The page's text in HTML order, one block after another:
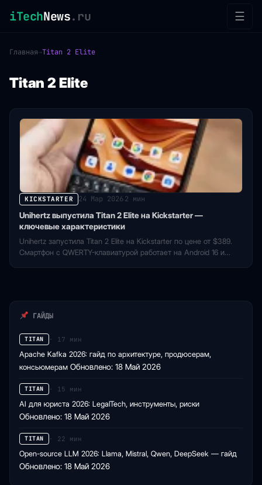
iTechNews.ru ☰
Главная→Titan 2 Elite
Titan 2 Elite
KICKSTARTER 24 Мар 2026 2 мин
Unihertz выпустила Titan 2 Elite на Kickstarter —
ключевые характеристики
Unihertz запустила Titan 2 Elite на Kickstarter по цене от $389.
Смартфон с QWERTY-клавиатурой работает на Android 16 и
ГАЙДЫ
TITAN · 17 мин
Apache Kafka 2026: гайд по архитектуре, продюсерам,
консьюмерам Обновлено: 18 Май 2026
TITAN · 15 мин
AI для юриста 2026: LegalTech, инструменты, риски
Обновлено: 18 Май 2026
TITAN · 22 мин
Open-source LLM 2026: Llama, Mistral, Qwen, DeepSeek — гайд
Обновлено: 18 Май 2026